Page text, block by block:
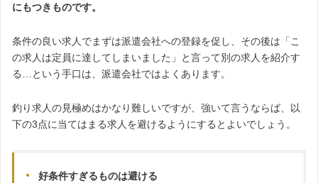
にもつきものです。
条件の良い求人でまずは派遣会社への登録を促し、その後は「こ
の求人は定員に達してしまいました」と言って別の求人を紹介す
る…という手口は、派遣会社ではよくあります。
釣り求人の見極めはかなり難しいですが、強いて言うならば、以
下の3点に当てはまる求人を避けるようにするとよいでしょう。
好条件すぎるものは避ける